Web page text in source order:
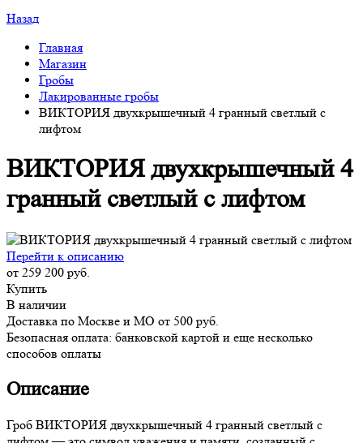
Назад
Главная
Магазин
Гробы
Лакированные гробы
ВИКТОРИЯ двухкрышечный 4 гранный светлый с
лифтом
ВИКТОРИЯ двухкрышечный 4
гранный светлый с лифтом
Перейти к описанию
от 259 200 руб.
Купить
В наличии
Доставка по Москве и МО от 500 руб.
Безопасная оплата: банковской картой и еще несколько
способов оплаты
Описание
Гроб ВИКТОРИЯ двухкрышечный 4 гранный светлый с